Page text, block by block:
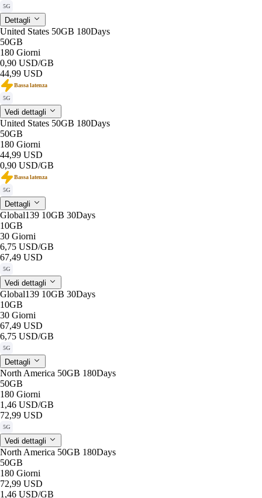
5G
Dettagli
United States 50GB 180Days
50GB
180 Giorni
0,90 USD/GB
44,99 USD
Bassa latenza
5G
Vedi dettagli
United States 50GB 180Days
50GB
180 Giorni
44,99 USD
0,90 USD/GB
Bassa latenza
5G
Dettagli
Global139 10GB 30Days
10GB
30 Giorni
6,75 USD/GB
67,49 USD
5G
Vedi dettagli
Global139 10GB 30Days
10GB
30 Giorni
67,49 USD
6,75 USD/GB
5G
Dettagli
North America 50GB 180Days
50GB
180 Giorni
1,46 USD/GB
72,99 USD
5G
Vedi dettagli
North America 50GB 180Days
50GB
180 Giorni
72,99 USD
1,46 USD/GB